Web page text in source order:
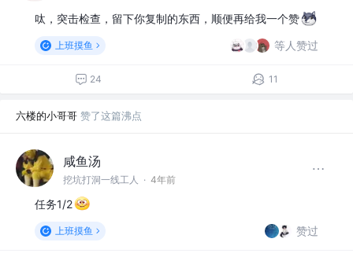
呔，突击检查，留下你复制的东西，顺便再给我一个赞
上班摸鱼 等人赞过
24 11
六楼的小哥哥 赞了这篇沸点
咸鱼汤
挖坑打洞一线工人 · 4年前
任务1/2
上班摸鱼 赞过